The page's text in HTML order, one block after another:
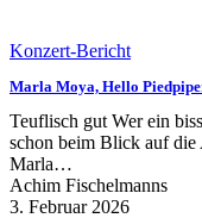
Konzert-Bericht
Marla Moya, Hello
Teuflisch gut Wer ein
schon beim Blick auf
Marla…
Achim Fischelmanns
3. Februar 2026